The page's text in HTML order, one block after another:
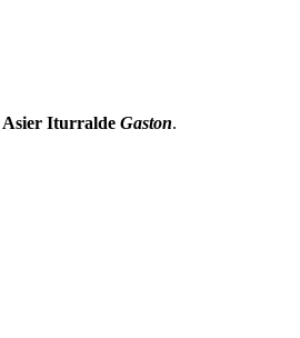
Asier Iturralde Gaston.